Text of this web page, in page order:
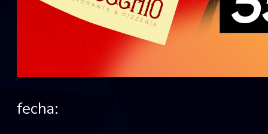
fecha: